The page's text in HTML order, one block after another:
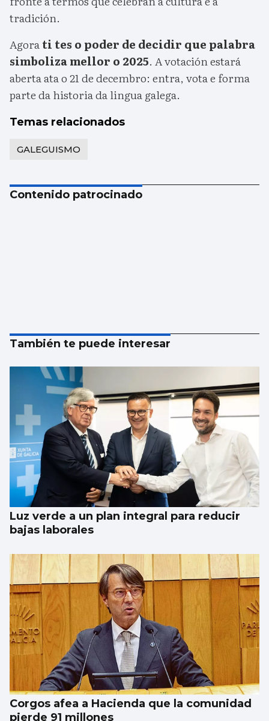
tradición.
Agorati tes o poder de decidir que palabra
simboliza mellor o 2025. A votación estará
aberta ata o 21 de decembro: entra, vota e forma
parte da historia da lingua galega.
Temas relacionados
GALEGUISMO
Contenido patrocinado
También te puede interesar
Luz verde a un plan integral para reducir
bajas laborales
Corgos afea a Hacienda que la comunidad
pierde 91 millones